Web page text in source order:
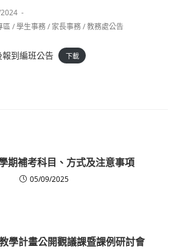
區/學生事務/ 家長事務/教務處公告
到編班公告 下載
期補考科目、方式及注意事項
05/09/2025
學計畫公開觀議課暨課例研討會